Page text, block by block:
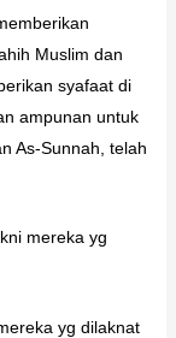
Muslim dan
syafaat di
ampunan untuk
As-Sunnah, telah
mereka yg
yg dilaknat